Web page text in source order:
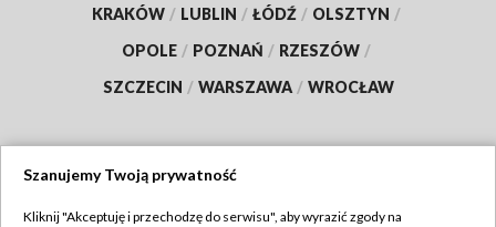
KRAKÓW / LUBLIN / ŁÓDŹ / OLSZTYN /
OPOLE / POZNAŃ / RZESZÓW /
SZCZECIN / WARSZAWA / WROCŁAW
Szanujemy Twoją prywatność
Kliknij "Akceptuję i przechodzę do serwisu", aby wyrazić zgody na